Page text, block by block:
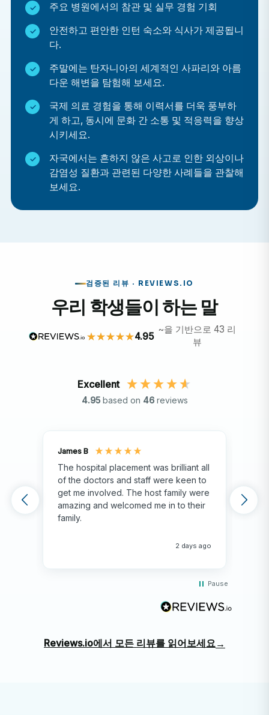
인턴은 관심사, 시간적 여유, 기술 수준에 따라 다음과 같
은 분야에서 참관하거나 배치되기를 요청할 수 있습니다.
소아과
산부인과
수술
응급실
치과
여러분은 탄자니아의 의료 시스템에 대한 귀중한 통찰력
을 얻고, 고국에서는 흔히 볼 수 없는 사례들을 관찰하며,
게 됩니다. 고학년 학생은 시설 및 지도교수의 판단에 따라
기본적인 업무를 지원할 수 있습니다.
탄자니아에서 의학 실습을 선택하는 이유는 무엇일까요?
현지 병원과 진료소에서 의사와 간호사를 따라다니며 개
발도상국의 의료 시스템에 대해 배워보세요.
의료 전문가들이 제한된 자원으로 말라리아, 결핵,
HIV/AIDS와 같은 질병을 어떻게 치료하는지 직접 확인해
전문 네트워킹
아루샤에서 생활하고 배우세요. 마사이 문화, 향신료 농장,
주말 탐험
주요 병원에서의 참관 및 실무 경험 기회
안전하고 편안한 인턴 숙소와 식사가 제공됩니
다.
주말에는 탄자니아의 세계적인 사파리와 아름
다운 해변을 탐험해 보세요.
국제 의료 경험을 통해 이력서를 더욱 풍부하
게 하고, 동시에 문화 간 소통 및 적응력을 향상
시키세요.
자국에서는 흔하지 않은 사고로 인한 외상이나
감염성 질환과 관련된 다양한 사례들을 관찰해
보세요.
검증된 리뷰 · REVIEWS.IO
우리 학생들이 하는 말
4.95
~을 기반으로 43 리
뷰
Excellent
4.95 based on 46 reviews
James B
The hospital placement was brilliant all
of the doctors and staff were keen to
get me involved. The host family were
amazing and welcomed me in to their
family.
2 days ago
Pause
Reviews.io에서 모든 리뷰를 읽어보세요→